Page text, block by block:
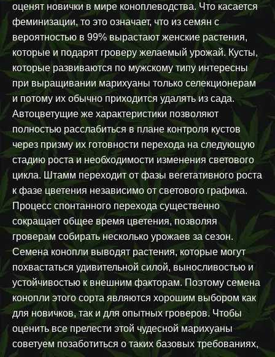
оценят новички в мире коноплеводства. Что касается
феминизации, то это означает, что из семян с
вероятностью в 99% вырастают женские растения,
которые и подарят гроверу желаемый урожай. Кусты,
которые развиваются по мужскому типу интересны
при выращивании марихуаны только селекционерам
и потому их обычно приходится удалять из сада.
Автоцветущие же характеристики позволяют
полностью расслабиться в плане контроля кустов
через призму их готовности перехода на следующую
стадию роста и необходимости изменения светового
цикла. Штамм переходит от фазы вегетативного роста
к фазе цветения независимо от светового графика.
Процесс спонтанного перехода существенно
сокращает общее время цветения, позволяя
гроверам собирать несколько урожаев за сезон.
Семена конопли выводят растения, которые могут
похвастаться удивительной силой, выносливостью и
устойчивостью к внешним факторам. Поэтому семена
конопли этого сорта являются хорошим выбором как
для новичков, так и для опытных гроверов. Чтобы
оценить все прелести этой чудесной марихуаны
советуем позаботиться о таких базовых требованиях,